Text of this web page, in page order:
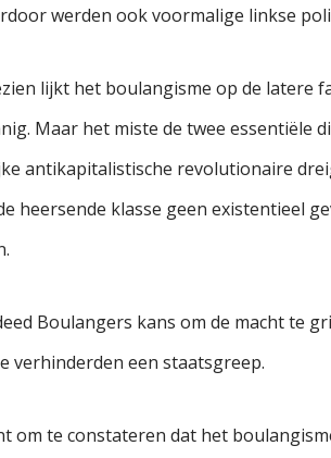
werden ook voormalige linkse
lijkt het boulangisme op de latere
Maar het miste de twee essentiële
antikapitalistische revolutionaire
heersende klasse geen existentieel
Boulangers kans om de macht te
verhinderden een staatsgreep.
om te constateren dat het